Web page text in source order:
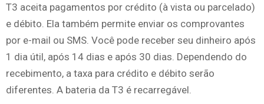
T3 aceita pagamentos por crédito (à vista ou parcelado)
e débito. Ela também permite enviar os comprovantes
por e-mail ou SMS. Você pode receber seu dinheiro após
1 dia útil, após 14 dias e após 30 dias. Dependendo do
recebimento, a taxa para crédito e débito serão
diferentes. A bateria da T3 é recarregável.